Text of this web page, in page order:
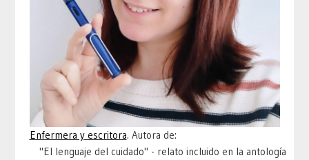
Enfermera y escritora. Autora de:
"El lenguaje del cuidado" - relato incluido en la antología